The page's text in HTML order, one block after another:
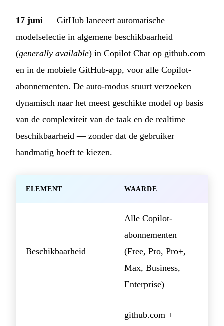
17 juni — GitHub lanceert automatische
modelselectie in algemene beschikbaarheid
(generally available) in Copilot Chat op github.com
en in de mobiele GitHub-app, voor alle Copilot-
abonnementen. De auto-modus stuurt verzoeken
dynamisch naar het meest geschikte model op basis
van de complexiteit van de taak en de realtime
beschikbaarheid — zonder dat de gebruiker
handmatig hoeft te kiezen.
ELEMENT WAARDE
Beschikbaarheid
Alle Copilot-
abonnementen
(Free, Pro, Pro+,
Max, Business,
Enterprise)
github.com +